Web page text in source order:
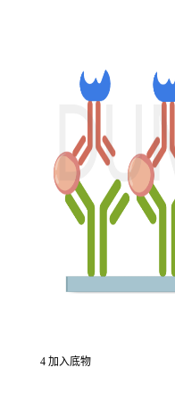
4 加入底物